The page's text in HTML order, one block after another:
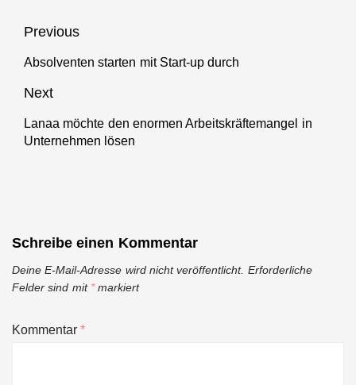
Beitragsnavigation
Previous
Previous
Absolventen starten mit Start-up durch
Next
Next
post:
Lanaa möchte den enormen Arbeitskräftemangel in
Unternehmen lösen
Schreibe einen Kommentar
Deine E-Mail-Adresse wird nicht veröffentlicht. Erforderliche
Felder sind mit *markiert
Kommentar*